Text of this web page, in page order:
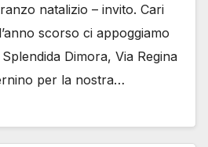
natalizio – invito. Cari
scorso ci appoggiamo
Dimora, Via Regina
per la nostra…